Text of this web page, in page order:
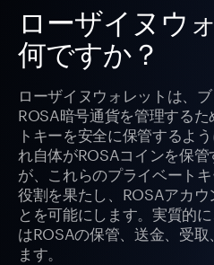
ローザイヌウ
何ですか？
ローザイヌウォレットは、
ROSA暗号通貨を管理する
トキーを安全に保管するよ
れ自体がROSAコインを保
が、これらのプライベート
役割を果たし、ROSAアカ
とを可能にします。実質的
はROSAの保管、送金、受
ます。